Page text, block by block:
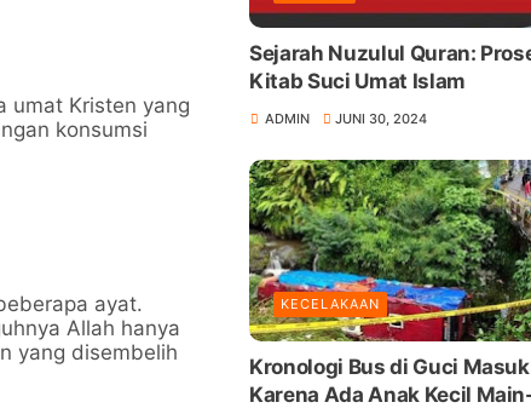
umat Kristen yang
konsumsi
ayat.
Allah hanya
yang disembelih
Sejarah Nuzulul Quran:
Kitab Suci Umat Islam
ADMIN JUNI 30, 2024
KECELAKAAN
Kronologi Bus di Guci
Karena Ada Anak Kecil